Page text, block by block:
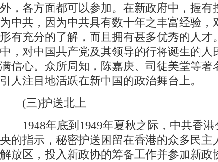
外，各方面都可以参加。在新政府中，握有
为中共，因为中共具有数十年之丰富经验，
形有充分的了解，而且拥有甚多优秀的人才
中，对中国共产党及其领导的行将诞生的人
满信心。众所周知，陈嘉庚、司徒美堂等著
引人注目地活跃在新中国的政治舞台上。
(三)护送北上
1948年底到1949年夏秋之际，中共香港
央的指示，秘密护送困留在香港的众多民主
解放区，投入新政协的筹备工作并参加新政